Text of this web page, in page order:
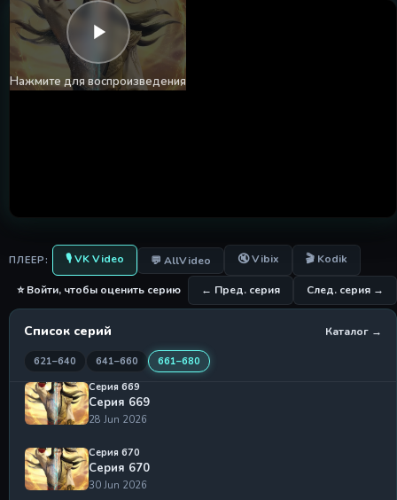
Нажмите для воспроизведения
ПЛЕЕР: 🎙 VK Video 💬 AllVideo 🔇 Vibix 🎬 Kodik
⭐ Войти, чтобы оценить серию ← Пред. серия След. серия →
Список серий Каталог →
621–640 641–660 661–680
Серия 663
07 Jun 2026
Серия 664
Серия 664
09 Jun 2026
Серия 667
Серия 667
21 Jun 2026
Серия 668
23 Jun 2026
Серия 669
Серия 669
28 Jun 2026
Серия 670
Серия 670
30 Jun 2026